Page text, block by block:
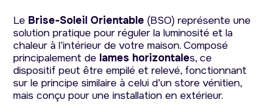
Le Brise-Soleil Orientable (BSO) représente une
solution pratique pour réguler la luminosité et la
chaleur à l’intérieur de votre maison. Composé
principalement de lames horizontales, ce
dispositif peut être empilé et relevé, fonctionnant
sur le principe similaire à celui d’un store vénitien,
mais conçu pour une installation en extérieur.